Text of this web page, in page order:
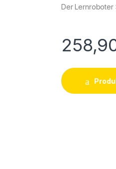
Der Lernroboter